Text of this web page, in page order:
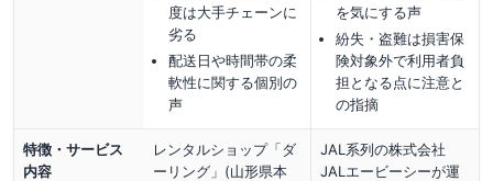
度は大手チェーンに
劣る
配送日や時間帯の柔
軟性に関する個別の
声
を気にする声
紛失・盗難は損害保
険対象外で利用者負
担となる点に注意と
の指摘
特徴・サービス
内容
レンタルショップ「ダ
ーリング」(山形県本
JAL系列の株式会社
JALエービーシーが運